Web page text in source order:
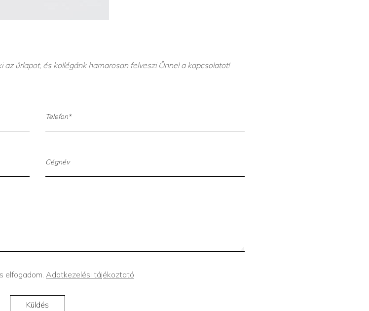
az űrlapot, és kollégánk hamarosan felveszi Önnel a kapcsolatot!
elfogadom. Adatkezelési tájékoztató